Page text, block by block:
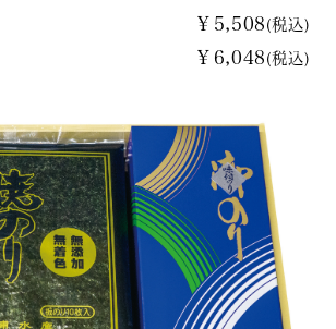
￥5,508 (税込)
￥6,048 (税込)